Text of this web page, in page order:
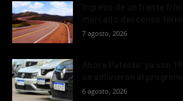
7 agosto, 2026
6 agosto, 2026